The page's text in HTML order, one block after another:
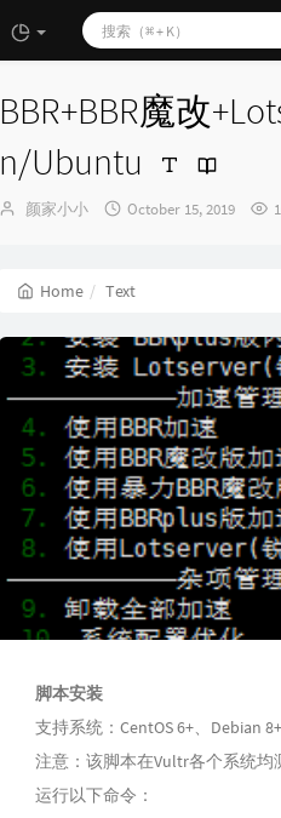
BBR+BBR魔改
n/Ubuntu
Author：
颜家小小
发
October 15, 2019
Home Text
脚本安装
支持系统：CentOS 6+、Debian
注意：该脚本在Vultr各个系统均
运行以下命令：